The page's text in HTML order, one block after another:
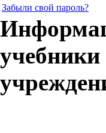
Забыли свой пароль?